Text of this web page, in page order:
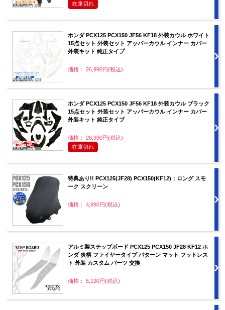
在庫切れ
ホンダ PCX125 PCX150 JF56 KF18 外装カウル ホワイト
15点セット 外装セット アッパーカウル インナー カバー
外装キット 純正タイプ
価格： 26,990円(税込)
ホンダ PCX125 PCX150 JF56 KF18 外装カウル ブラック
15点セット 外装セット アッパーカウル インナー カバー
外装キット 純正タイプ
価格： 26,990円(税込)
在庫切れ
特典あり!! PCX125(JF28) PCX150(KF12)：ロング スモ
ーク スクリーン
価格： 4,990円(税込)
アルミ製ステップボード PCX125 PCX150 JF28 KF12 ホ
ンダ 炎柄 ファイヤータイプ パターン マット フットレス
ト 外装 カスタム パーツ 交換
価格： 5,190円(税込)